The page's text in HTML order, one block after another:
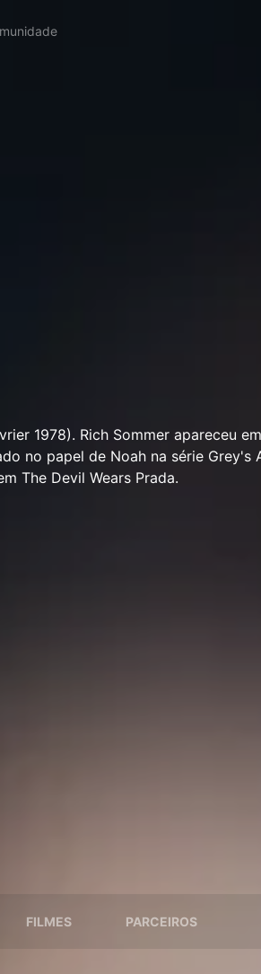
1978). Rich Sommer apareceu
no papel de Noah na série Grey's
The Devil Wears Prada.
FILMES PARCEIROS